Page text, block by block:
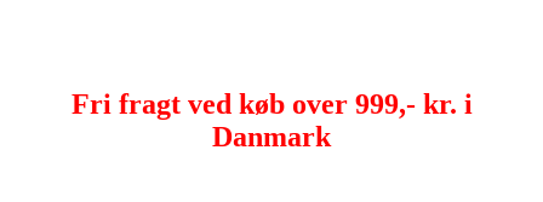
Fri fragt ved køb over 999,- kr. i
Danmark